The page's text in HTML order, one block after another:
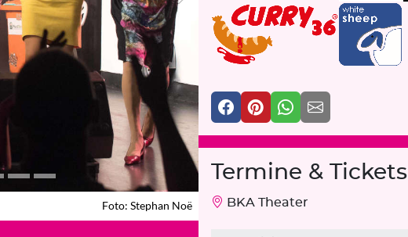
Foto: Stephan Noë
Foto: Stephan Noë
Next
Termine & Tickets
BKA Theater